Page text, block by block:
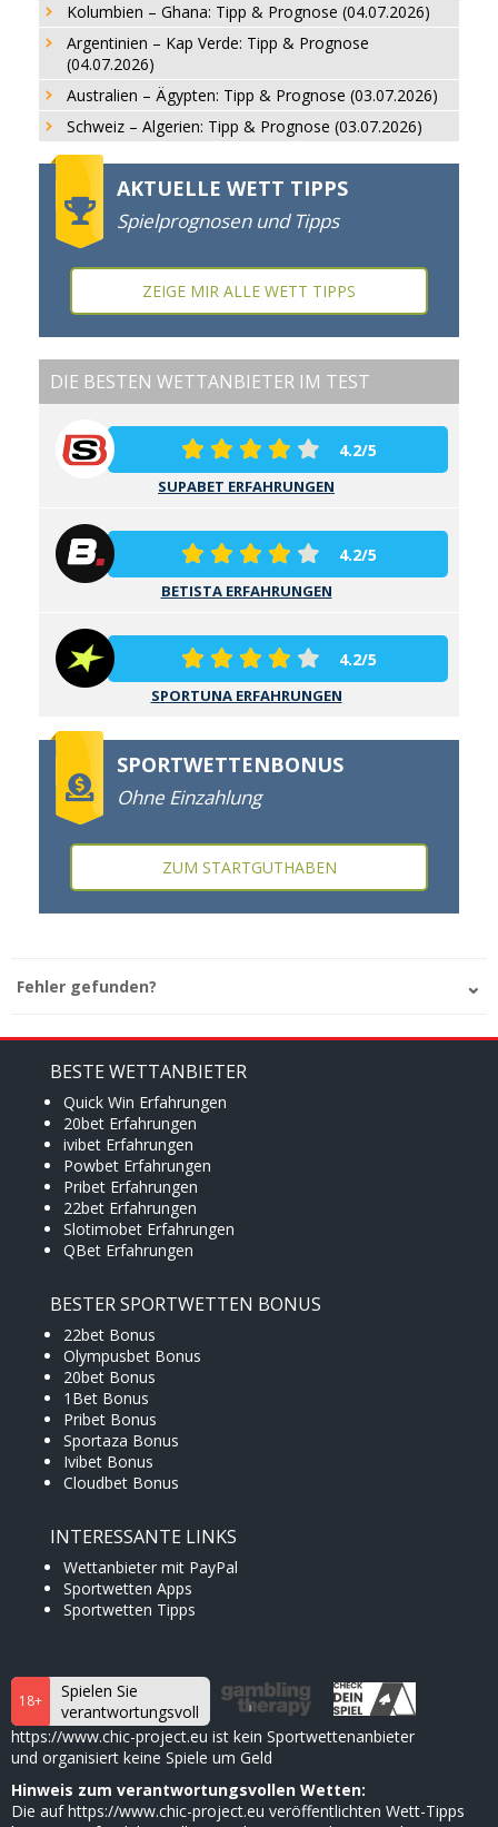
Kolumbien – Ghana: Tipp & Prognose (04.07.2026)
Argentinien – Kap Verde: Tipp & Prognose
(04.07.2026)
Australien – Ägypten: Tipp & Prognose (03.07.2026)
Schweiz – Algerien: Tipp & Prognose (03.07.2026)
AKTUELLE WETT TIPPS
Spielprognosen und Tipps
ZEIGE MIR ALLE WETT TIPPS
DIE BESTEN WETTANBIETER IM TEST
4.2/5
SUPABET ERFAHRUNGEN
4.2/5
BETISTA ERFAHRUNGEN
4.2/5
SPORTUNA ERFAHRUNGEN
SPORTWETTENBONUS
Ohne Einzahlung
ZUM STARTGUTHABEN
Fehler gefunden?
BESTE WETTANBIETER
Quick Win Erfahrungen
20bet Erfahrungen
ivibet Erfahrungen
Powbet Erfahrungen
Pribet Erfahrungen
22bet Erfahrungen
Slotimobet Erfahrungen
QBet Erfahrungen
BESTER SPORTWETTEN BONUS
22bet Bonus
Olympusbet Bonus
20bet Bonus
1Bet Bonus
Pribet Bonus
Sportaza Bonus
Ivibet Bonus
Cloudbet Bonus
INTERESSANTE LINKS
Wettanbieter mit PayPal
Sportwetten Apps
Sportwetten Tipps
18+
Spielen Sie
verantwortungsvoll
https://www.chic-project.eu ist kein Sportwettenanbieter
und organisiert keine Spiele um Geld
Hinweis zum verantwortungsvollen Wetten:
Die auf https://www.chic-project.eu veröffentlichten Wett-Tipps